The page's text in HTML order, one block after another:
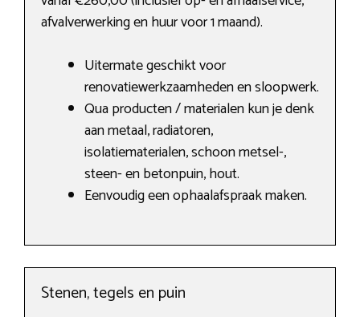
afvalverwerking en huur voor 1 maand).
Uitermate geschikt voor
renovatiewerkzaamheden en sloopwerk.
Qua producten / materialen kun je denk
aan metaal, radiatoren,
isolatiematerialen, schoon metsel-,
steen- en betonpuin, hout.
Eenvoudig een ophaalafspraak maken.
Stenen, tegels en puin